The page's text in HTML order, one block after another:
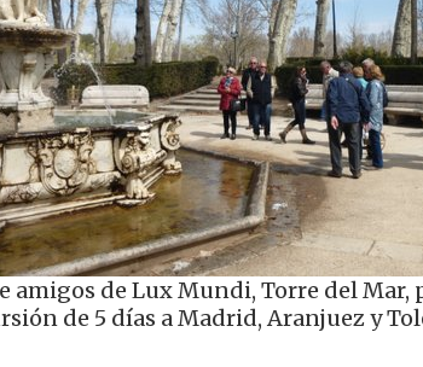
amigos de Lux Mundi, Torre del Mar,
de 5 días a Madrid, Aranjuez y